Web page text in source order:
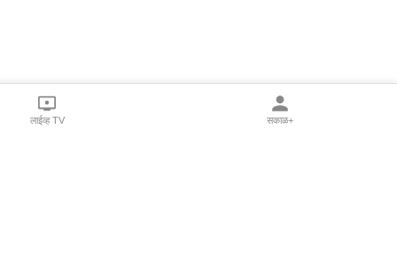
लाईव्ह TV सकाळ+